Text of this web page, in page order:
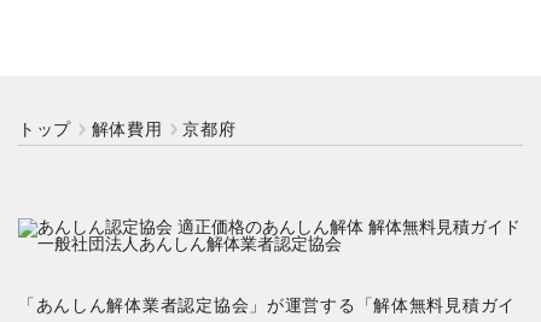
トップ 解体費用 京都府
「あんしん解体業者認定協会」が運営する「解体無料見積ガイ